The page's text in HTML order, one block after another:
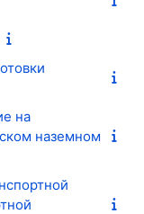
на
наземном